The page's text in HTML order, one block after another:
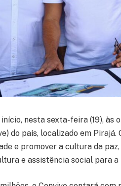
nesta sexta-feira (19), às
do país, localizado em Pirajá.
e promover a cultura da
e assistência social para